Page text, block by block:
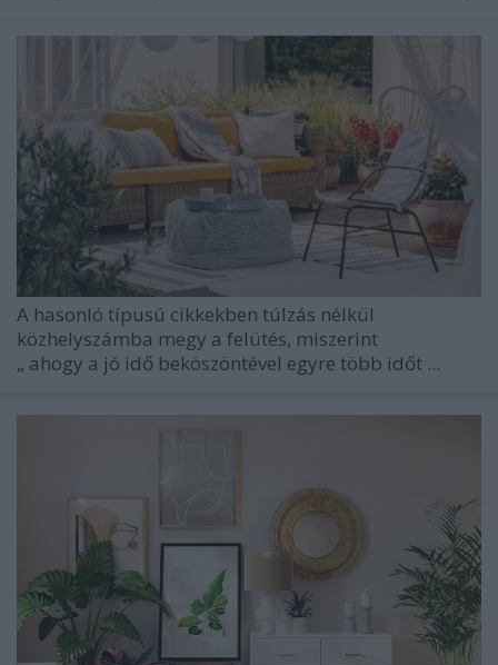
A hasonló típusú cikkekben túlzás nélkül
közhelyszámba megy a felütés, miszerint
„ ahogy a jó idő beköszöntével egyre több időt ...